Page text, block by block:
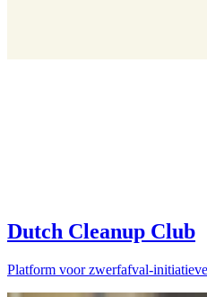
Dutch Cleanup Club
Platform voor zwerfafval-